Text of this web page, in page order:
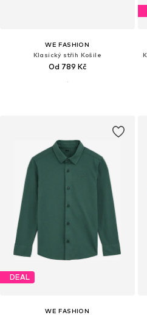
WE FASHION
Klasický střih Košile
Od 789 Kč
DEAL
WE FASHION